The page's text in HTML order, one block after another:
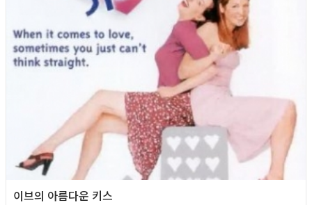
이브의 아름다운 키스